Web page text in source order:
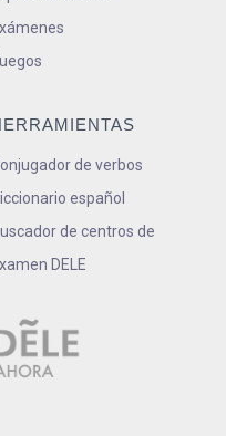
de verbos
español
de centros de
DELE